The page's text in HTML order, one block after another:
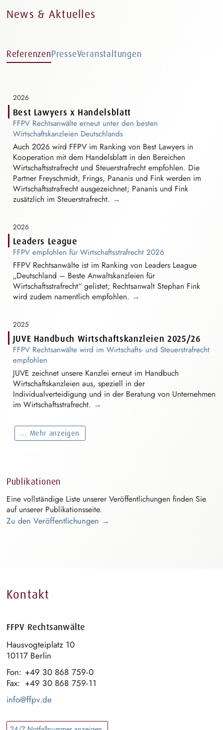
News & Aktuelles
ReferenzenPresseVeranstaltungen
2026
Best Lawyers x Handelsblatt
FFPV Rechtsanwälte erneut unter den besten
W⁠i⁠rtschaftskanzle⁠i⁠e⁠n Deutschlands
Auch 2026 wird FFPV im Ranking von Best Lawyers in
Kooperation mit dem Handelsblatt in den Bereichen
W⁠i⁠rtschaftsstrafre⁠c⁠h⁠tund S⁠t⁠euerstrafre⁠c⁠h⁠tempfohlen. Die
Partner Freyschmidt, Frings, Pananis und Fink werden im
W⁠i⁠rtschaftsstrafre⁠c⁠h⁠tausgezeichnet; Pananis und Fink
zusätzlich im S⁠t⁠euerstrafre⁠c⁠h⁠t. →
2026
Leaders League
FFPV empfohlen für W⁠i⁠rtschaftsstrafre⁠c⁠h⁠t2026
FFPV Rechtsanwälte ist im Ranking von Leaders League
„Deutschland – Beste A⁠n⁠waltskanzle⁠i⁠e⁠n für
W⁠i⁠rtschaftsstrafre⁠c⁠h⁠t“ gelistet; Rechtsanwalt Stephan Fink
wird zudem namentlich empfohlen. →
2025
JUVE Handbuch Wirtschaftskanzleien 2025/26
FFPV Rechtsanwälte wird im Wirtschafts- und S⁠t⁠euerstrafre⁠c⁠h⁠t
empfohlen
JUVE zeichnet unsere Kanzlei erneut im Handbuch
W⁠i⁠rtschaftskanzle⁠i⁠e⁠n aus, speziell in der
I⁠n⁠dividualverteidig⁠u⁠n⁠g und in der Beratung von Unternehmen
im W⁠i⁠rtschaftsstrafre⁠c⁠h⁠t. →
... Mehr anzeigen
Publikationen
Eine vollständige Liste unserer V⁠e⁠röffentlichun⁠g⁠e⁠n finden Sie
auf unserer P⁠u⁠blikationsse⁠i⁠t⁠e.
Zu den Veröffentlichungen →
Kontakt
FFPV Rechtsanwälte
H⁠a⁠usvogteipl⁠a⁠t⁠z10
10117 Berlin
Fon: +49 30 868 759-0
Fax: +49 30 868 759-11
info@ffpv.de